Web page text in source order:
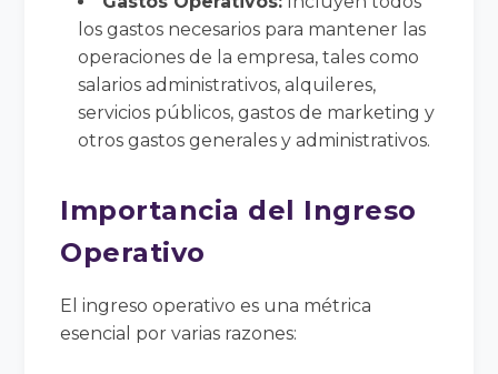
los gastos necesarios para mantener las
operaciones de la empresa, tales como
salarios administrativos, alquileres,
servicios públicos, gastos de marketing y
otros gastos generales y administrativos.
Importancia del Ingreso
Operativo
El ingreso operativo es una métrica
esencial por varias razones: